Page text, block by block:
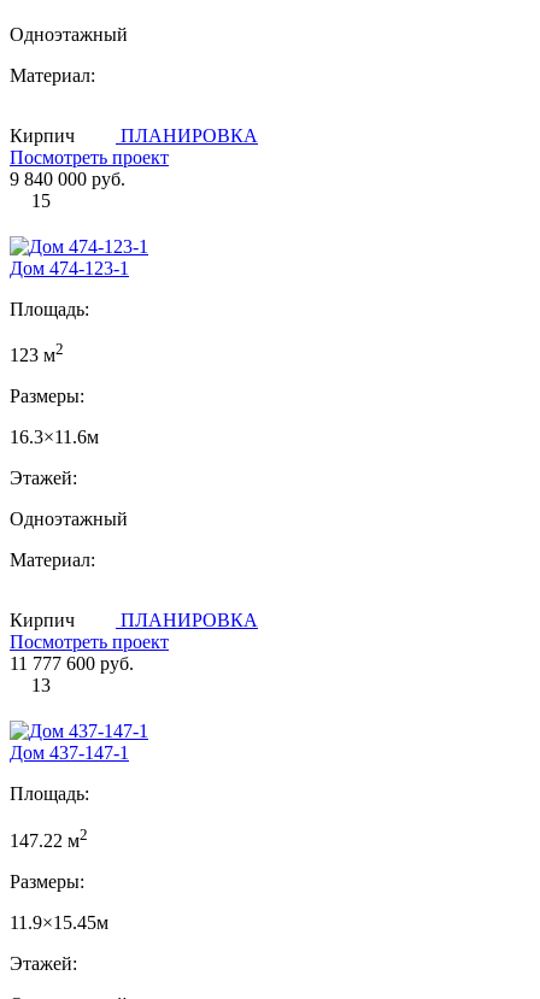
Одноэтажный
Материал:
Кирпич
ПЛАНИРОВКА
Посмотреть проект
9 840 000 руб.
15
Дом 474-123-1
Площадь:
123 м2
Размеры:
16.3×11.6м
Этажей:
Одноэтажный
Материал:
Кирпич
ПЛАНИРОВКА
Посмотреть проект
11 777 600 руб.
13
Дом 437-147-1
Площадь:
147.22 м2
Размеры:
11.9×15.45м
Этажей: